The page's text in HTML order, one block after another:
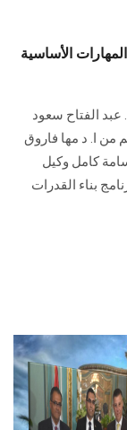
الأساسية
عبد الفتاح سعود
من ا. د مها فاروق
كامل وكيل
بناء القدرات